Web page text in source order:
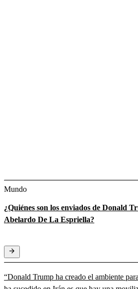
Mundo
¿Quiénes son los enviados de Donald
Abelardo De La Espriella?
“Donald Trump ha creado el ambiente